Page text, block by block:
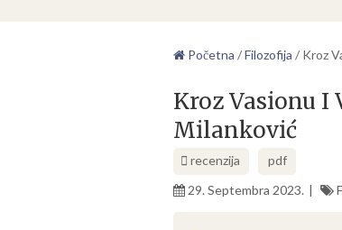
Početna /Filozofija / Kroz
Kroz Vasionu I
Milanković
recenzija
pdf
29. Septembra 2023.